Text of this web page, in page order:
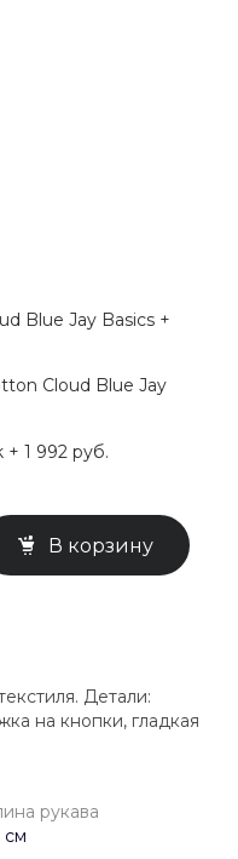
Blue Jay Basics +
Cloud Blue Jay
1 992 руб.
В корзину
Детали:
на кнопки, гладкая
рукава
см